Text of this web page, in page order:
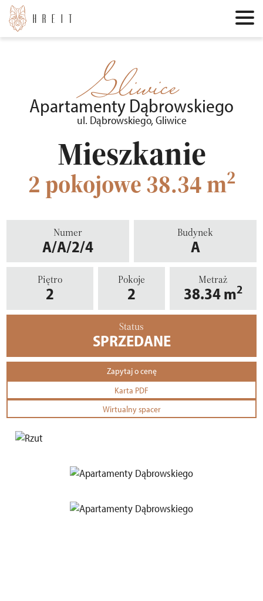
Gliwice
Apartamenty Dąbrowskiego
ul. Dąbrowskiego, Gliwice
Mieszkanie
2 pokojowe38.34 m2
Numer
A/A/2/4
Budynek
A
Piętro
2
Pokoje
2
Metraż
38.34m2
Status
SPRZEDANE
Zapytaj o cenę
Karta PDF
Wirtualny spacer